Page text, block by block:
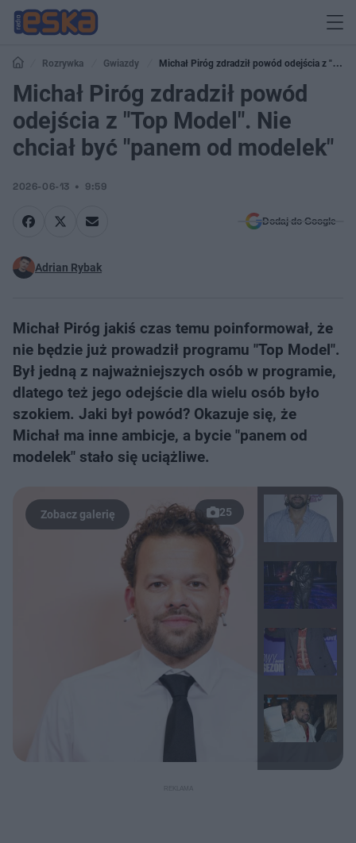
Rozrywka Gwiazdy
Michał Piróg zdradził powód odejścia z "Top
Model". Nie chciał być "panem od modelek"
Michał Piróg zdradził powód
odejścia z "Top Model". Nie
chciał być "panem od modelek"
2026-06-13 9:59
Dodaj do Google
Adrian Rybak
Michał Piróg jakiś czas temu poinformował, że
nie będzie już prowadził programu "Top Model".
Był jedną z najważniejszych osób w programie,
dlatego też jego odejście dla wielu osób było
szokiem. Jaki był powód? Okazuje się, że
Michał ma inne ambicje, a bycie "panem od
modelek" stało się uciążliwe.
25